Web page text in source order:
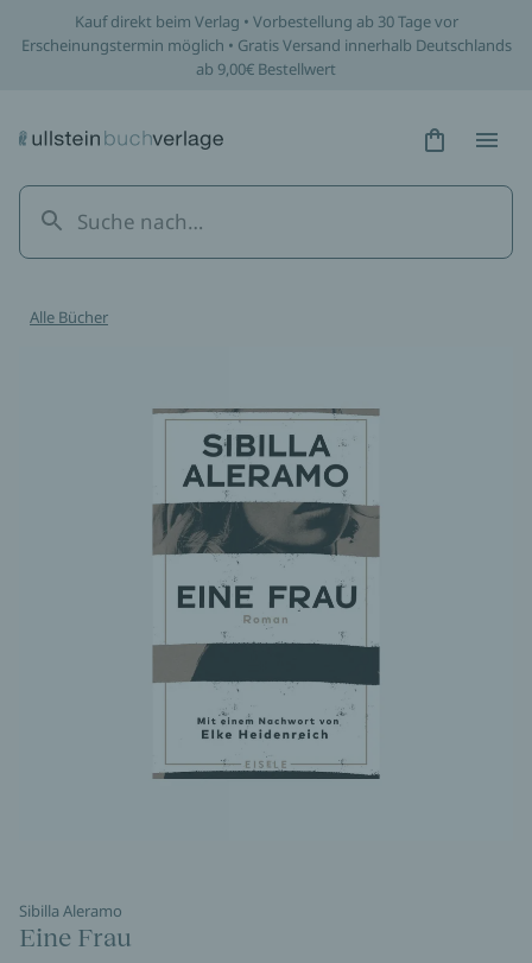
Kauf direkt beim Verlag • Vorbestellung ab 30 Tage vor
Erscheinungstermin möglich • Gratis Versand innerhalb Deutschlands
ab 9,00€ Bestellwert
Hidden
Alle Bücher
Sibilla Aleramo
Eine Frau